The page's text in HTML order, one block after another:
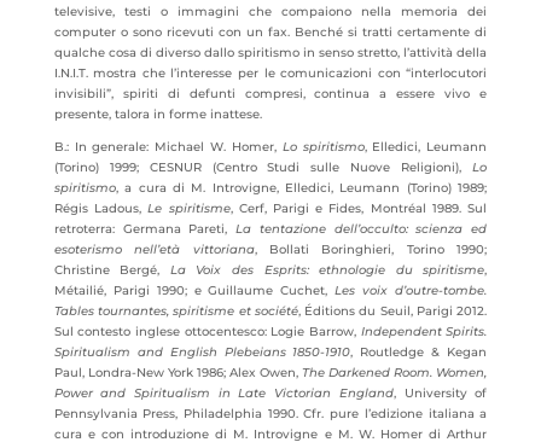
televisive, testi o immagini che compaiono nella memoria dei
computer o sono ricevuti con un fax. Benché si tratti certamente di
qualche cosa di diverso dallo spiritismo in senso stretto, l’attività della
I.N.I.T. mostra che l’interesse per le comunicazioni con “interlocutori
invisibili”, spiriti di defunti compresi, continua a essere vivo e
presente, talora in forme inattese.
B.: In generale: Michael W. Homer, Lo spiritismo, Elledici, Leumann
(Torino) 1999; CESNUR (Centro Studi sulle Nuove Religioni),Lo
spiritismo, a cura di M. Introvigne, Elledici, Leumann (Torino) 1989;
Régis Ladous,Le spiritisme, Cerf, Parigi e Fides, Montréal 1989. Sul
retroterra: Germana Pareti,La tentazione dell’occulto: scienza ed
esoterismo nell’età vittoriana, Bollati Boringhieri, Torino 1990;
Christine Bergé, La Voix des Esprits: ethnologie du spiritisme,
Métailié, Parigi 1990; e Guillaume Cuchet,Les voix d’outre-tombe.
Tables tournantes, spiritisme et société, Éditions du Seuil, Parigi 2012.
Sul contesto inglese ottocentesco: Logie Barrow, Independent Spirits.
Spiritualism and English Plebeians 1850-1910, Routledge & Kegan
Paul, Londra-New York 1986; Alex Owen,The Darkened Room. Women,
Power and Spiritualism in Late Victorian England, University of
Pennsylvania Press, Philadelphia 1990. Cfr. pure l’edizione italiana a
cura e con introduzione di M. Introvigne e M. W. Homer di Arthur